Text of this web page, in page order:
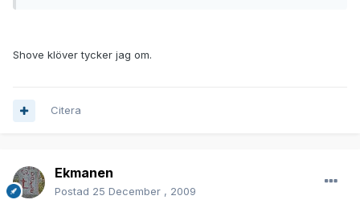
Shove klöver tycker jag om.
Citera
Ekmanen
Postad 25 December , 2009